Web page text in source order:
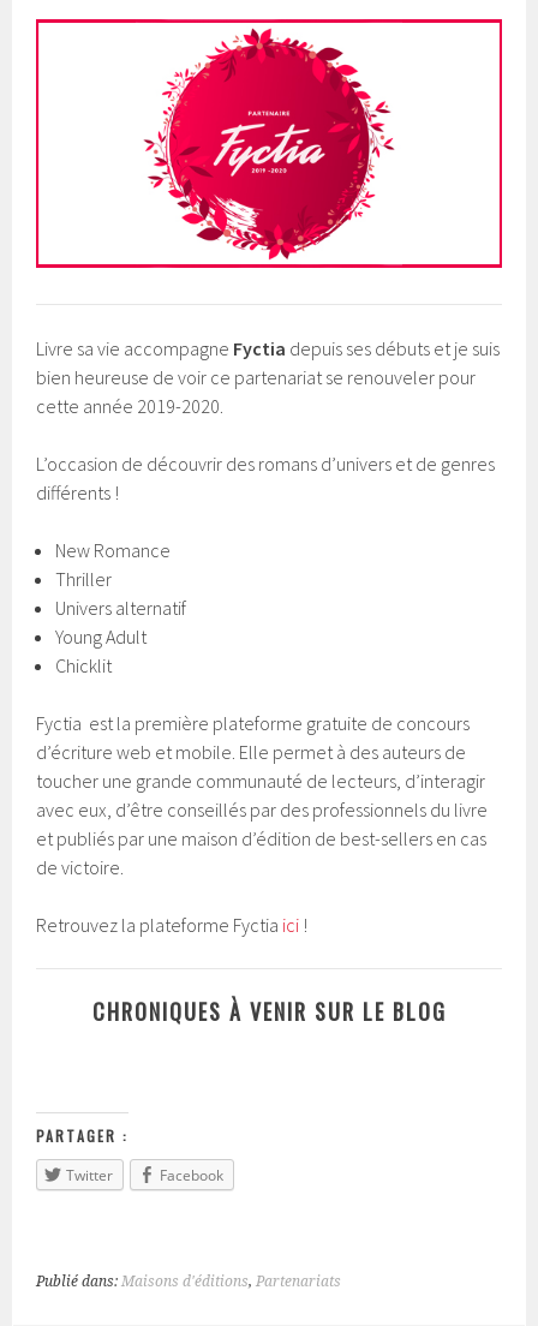
Livre sa vie accompagne Fyctia depuis ses débuts et je suis
bien heureuse de voir ce partenariat se renouveler pour
cette année 2019-2020.
L’occasion de découvrir des romans d’univers et de genres
différents !
New Romance
Thriller
Univers alternatif
Young Adult
Chicklit
Fyctia est la première plateforme gratuite de concours
d’écriture web et mobile. Elle permet à des auteurs de
toucher une grande communauté de lecteurs, d’interagir
avec eux, d’être conseillés par des professionnels du livre
et publiés par une maison d’édition de best-sellers en cas
de victoire.
Retrouvez la plateforme Fyctia ici !
CHRONIQUES À VENIR SUR LE BLOG
PARTAGER :
Twitter
Facebook
Publié dans:Maisons d'éditions,Partenariats